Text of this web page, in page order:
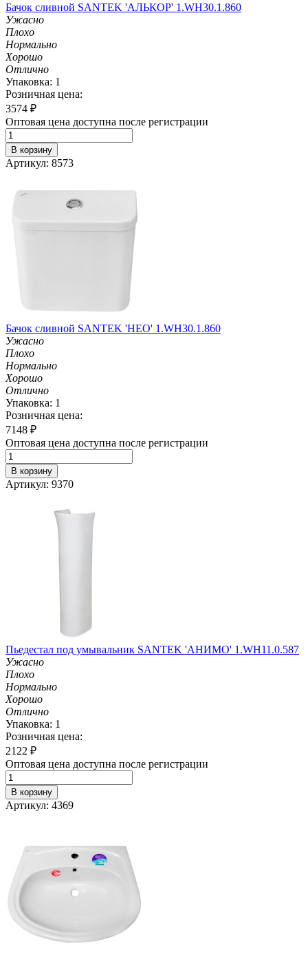
Бачок сливной SANTEK 'АЛЬКОР' 1.WH30.1.860
Ужасно
Плохо
Нормально
Хорошо
Отлично
Упаковка: 1
Розничная цена:
3574 ₽
Оптовая цена доступна после регистрации
В корзину
Артикул: 8573
Бачок сливной SANTEK 'НЕО' 1.WH30.1.860
Ужасно
Плохо
Нормально
Хорошо
Отлично
Упаковка: 1
Розничная цена:
7148 ₽
Оптовая цена доступна после регистрации
В корзину
Артикул: 9370
Пьедестал под умывальник SANTEK 'АНИМО' 1.WH11.0.587
Ужасно
Плохо
Нормально
Хорошо
Отлично
Упаковка: 1
Розничная цена:
2122 ₽
Оптовая цена доступна после регистрации
В корзину
Артикул: 4369